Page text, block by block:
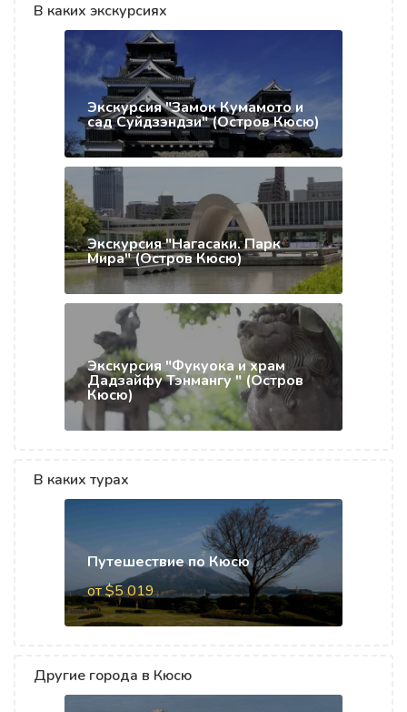
В каких экскурсиях
Экскурсия "Замок Кумамото и
сад Суйдзэндзи" (Остров Кюсю)
Экскурсия "Нагасаки. Парк
Мира" (Остров Кюсю)
Экскурсия "Фукуока и храм
Дадзайфу Тэнмангу " (Остров
Кюсю)
В каких турах
Путешествие по Кюсю
от $5 019
Другие города в Кюсю